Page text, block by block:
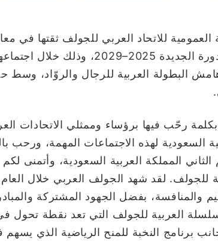
للاتحاد العربي للجولف ثقتها في
الرميان رئيسًا للاتحاد للدورة الجديدة
البطولة العربية للرجال والروّاد، وسط
رحّب فيها برؤساء وممثلي الاتحادات
السعودية لهذه الاجتماعات المهمة، ورحب
المملكة العربية السعودية، وأتمنى
للجولف. لقد شهد الجولف العربي خلال
والمنافسة، بفضل الجهود المشتركة
العربية للجولف التي تعد نقطة تحول
برنامج النخبة للمنح الرياضية الذي